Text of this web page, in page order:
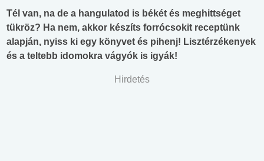
Tél van, na de a hangulatod is békét és meghittséget
tükröz? Ha nem, akkor készíts forrócsokit receptünk
alapján, nyiss ki egy könyvet és pihenj! Lisztérzékenyek
és a teltebb idomokra vágyók is igyák!
Hirdetés